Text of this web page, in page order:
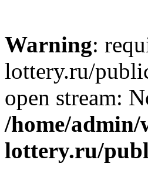
Warning:
lottery.ru/
open stream:
/home/admin/
lottery.ru/